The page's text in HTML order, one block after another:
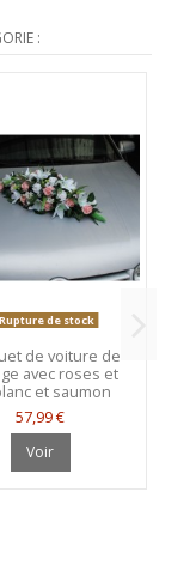
:
de stock
de voiture de
avec roses et
et saumon
57,99 €
Voir